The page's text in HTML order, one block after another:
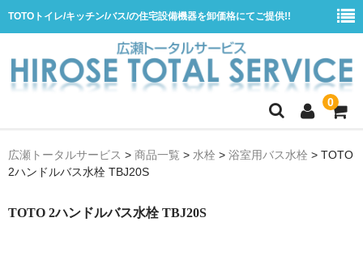
TOTOトイレ/キッチン/バス/の住宅設備機器を卸価格にてご提供!!
0
会社概要
広瀬トータルサービス > 商品一覧 > 水栓 > 浴室用バス水栓 > TOTO
2ハンドルバス水栓 TBJ20S
TOTO 2ハンドルバス水栓 TBJ20S